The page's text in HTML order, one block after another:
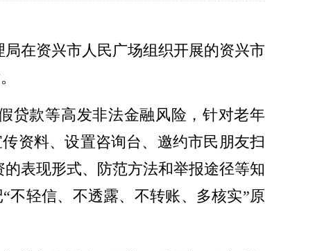
在资兴市人民广场组织开展的资兴市
贷款等高发非法金融风险，针对老年
资料、设置咨询台、邀约市民朋友扫
表现形式、防范方法和举报途径等知
不轻信、不透露、不转账、多核实”原